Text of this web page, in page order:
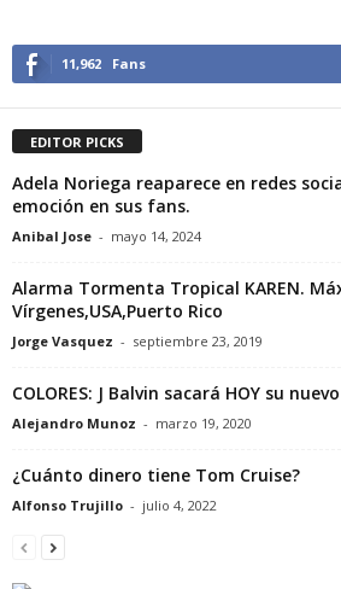
11,962 Fans
EDITOR PICKS
Adela Noriega reaparece en redes
emoción en sus fans.
Anibal Jose - mayo 14, 2024
Alarma Tormenta Tropical KAREN.
Vírgenes,USA,Puerto Rico
Jorge Vasquez - septiembre 23, 2019
COLORES: J Balvin sacará HOY su
Alejandro Munoz - marzo 19, 2020
¿Cuánto dinero tiene Tom Cruise?
Alfonso Trujillo - julio 4, 2022